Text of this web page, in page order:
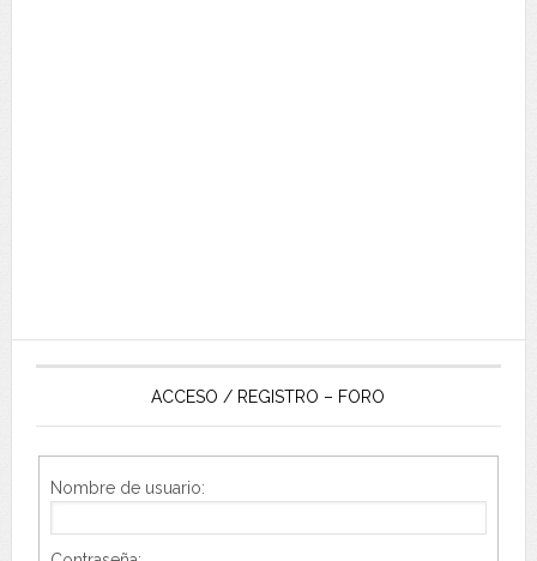
ACCESO / REGISTRO – FORO
Nombre de usuario: